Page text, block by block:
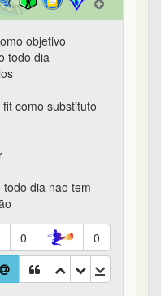
objetivo
todo dia
como substituto
dia nao tem
0 0